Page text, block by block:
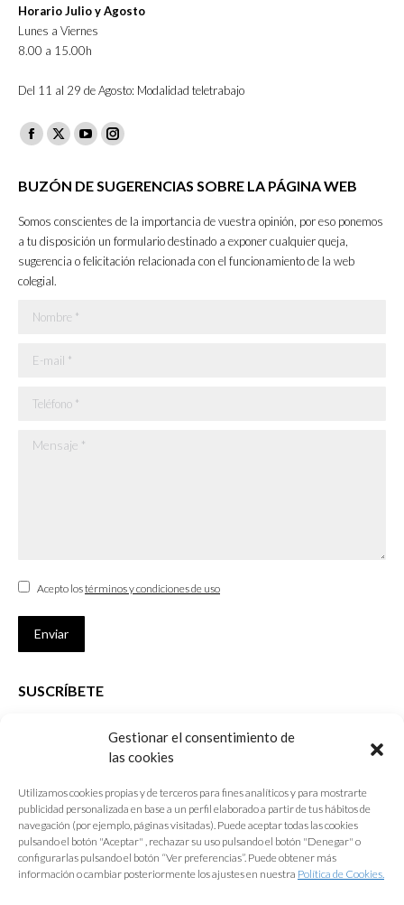
Gestionar el consentimiento de
las cookies
Utilizamos cookies propias y de terceros para fines analíticos y para mostrarte
publicidad personalizada en base a un perfil elaborado a partir de tus hábitos de
navegación (por ejemplo, páginas visitadas). Puede aceptar todas las cookies
pulsando el botón "Aceptar" , rechazar su uso pulsando el botón "Denegar" o
configurarlas pulsando el botón “Ver preferencias”. Puede obtener más
información o cambiar posteriormente los ajustes en nuestra Política de Cookies.
Horario Julio y Agosto
Lunes a Viernes
8.00 a 15.00h
Del 11 al 29 de Agosto: Modalidad teletrabajo
Facebook
opens
new
window
X
opens
new
window
YouTube
opens
new
window
Instagram
opens
in
new
window
BUZÓN DE SUGERENCIAS SOBRE LA PÁGINA WEB
Somos conscientes de la importancia de vuestra opinión, por eso ponemos
a tu disposición un formulario destinado a exponer cualquier queja,
sugerencia o felicitación relacionada con el funcionamiento de la web
colegial.
Nombre *
E-mail *
Teléfono *
Mensaje *
Acepto lostérminos y condiciones de uso
Enviar
SUSCRÍBETE
que desarrolla el Colegio de Arquitectos de Cádiz
E-mail *
Acepto lostérminos y condiciones de uso